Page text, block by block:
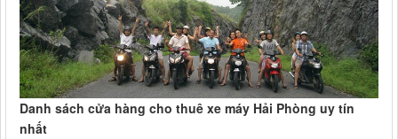
Danh sách cửa hàng cho thuê xe máy Hải Phòng uy tín
nhất